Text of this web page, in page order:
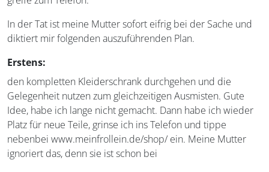
In der Tat ist meine Mutter sofort eifrig bei der Sache und
diktiert mir folgenden auszuführenden Plan.
Erstens:
den kompletten Kleiderschrank durchgehen und die
Gelegenheit nutzen zum gleichzeitigen Ausmisten. Gute
Idee, habe ich lange nicht gemacht. Dann habe ich wieder
Platz für neue Teile, grinse ich ins Telefon und tippe
nebenbei www.meinfrollein.de/shop/ ein. Meine Mutter
ignoriert das, denn sie ist schon bei